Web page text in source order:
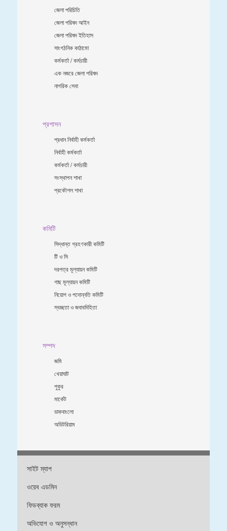
জেলা পরিচিতি
জেলা পরিষদ আইন
জেলা পরিষদ ইতিহাস
সাংগঠনিক কাঠামো
কর্মকর্তা / কর্মচারী
এক নজরে জেলা পরিষদ
নাগরিক সেবা
প্রশাসন
প্রধান নির্বাহী কর্মকর্তা
নির্বাহী কর্মকর্তা
কর্মকর্তা / কর্মচারী
সংস্থাপন শাখা
প্রকৌশল শাখা
কমিটি
সিদ্ধান্ত গ্রহণকারী কমিটি
টি ও সি
দরপত্র মূল্যায়ন কমিটি
গাছ মূল্যায়ন কমিটি
নিয়োগ ও পদোন্নতি কমিটি
স্বচ্ছতা ও জবাবদিহিতা
সম্পদ
জমি
খেয়াঘাট
পুকুর
মার্কেট
ডাকবাংলো
অডিটরিয়াম
সাইট ম্যাপ
ওয়েব এডমিন
ফিডব্যাক ফরম
অভিযোগ ও অনুসন্ধান